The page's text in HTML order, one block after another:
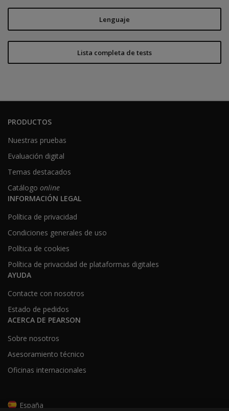
Lenguaje
Lista completa de tests
PRODUCTOS
Nuestras pruebas
Evaluación digital
Temas destacados
Catálogo online
INFORMACIÓN LEGAL
Política de privacidad
Condiciones generales de uso
Política de cookies
Política de privacidad de plataformas digitales
AYUDA
Contacte con nosotros
Estado de pedidos
ACERCA DE PEARSON
Sobre nosotros
Asesoramiento técnico
Oficinas internacionales
España